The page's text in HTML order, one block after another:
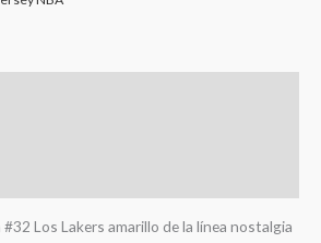
Los Lakers amarillo de la línea nostalgia